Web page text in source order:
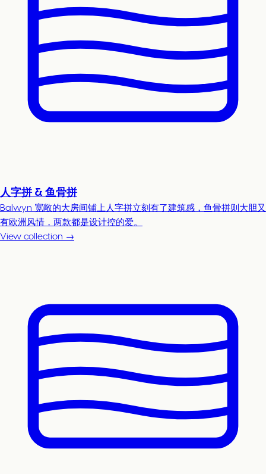
人字拼 & 鱼骨拼
Balwyn 宽敞的大房间铺上人字拼立刻有了建筑感，鱼骨拼则大胆又
有欧洲风情，两款都是设计控的爱。
View collection →